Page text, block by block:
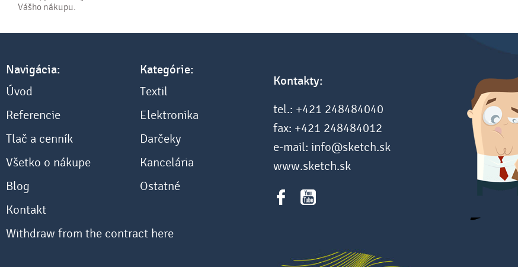
Vášho nákupu.
Navigácia:
Úvod
Referencie
Tlač a cenník
Všetko o nákupe
Blog
Kontakt
Kategórie:
Textil
Elektronika
Darčeky
Kancelária
Ostatné
Kontakty:
tel.: +421 248484040
fax: +421 248484012
e-mail: info@sketch.sk
www.sketch.sk
Withdraw from the contract here